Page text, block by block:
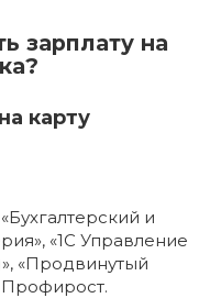
зарплату на
карту
и
«1С Управление
«Продвинутый
Профирост.